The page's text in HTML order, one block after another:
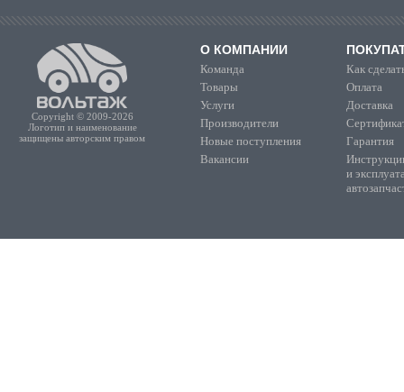
Copyright © 2009-2026
Логотип и наименование
защищены авторским правом
О КОМПАНИИ
Команда
Товары
Услуги
Производители
Новые поступления
Вакансии
Как
Оплата
Доставка
Гарантия
и